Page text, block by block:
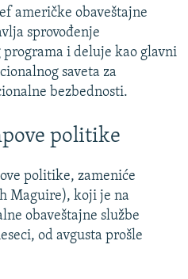
američke obaveštajne
sprovođenje
programa i deluje kao glavni
saveta za
bezbednosti.
politike
politike, zameniće
Maguire), koji je na
obaveštajne službe
od avgusta prošle